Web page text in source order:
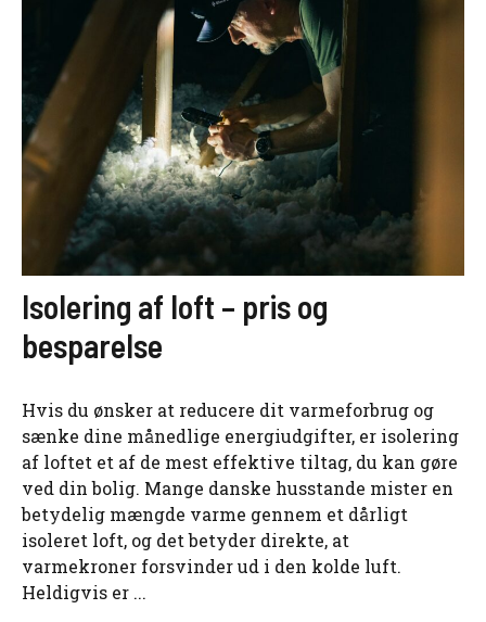
Isolering af loft – pris og
besparelse
Hvis du ønsker at reducere dit varmeforbrug og
sænke dine månedlige energiudgifter, er isolering
af loftet et af de mest effektive tiltag, du kan gøre
ved din bolig. Mange danske husstande mister en
betydelig mængde varme gennem et dårligt
isoleret loft, og det betyder direkte, at
varmekroner forsvinder ud i den kolde luft.
Heldigvis er ...